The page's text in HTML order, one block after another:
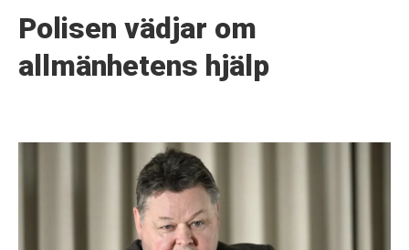
Polisen vädjar om
allmänhetens hjälp